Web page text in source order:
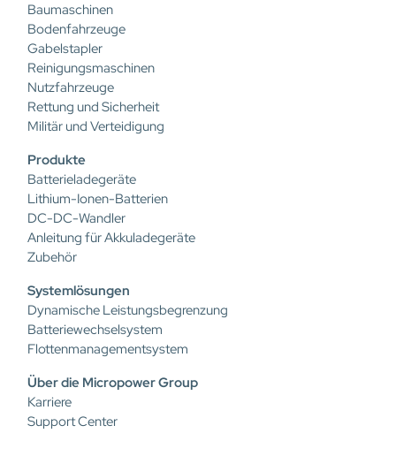
Baumaschinen
Bodenfahrzeuge
Gabelstapler
Reinigungsmaschinen
Nutzfahrzeuge
Rettung und Sicherheit
Militär und Verteidigung
Produkte
Batterieladegeräte
Lithium-Ionen-Batterien
DC-DC-Wandler
Anleitung für Akkuladegeräte
Zubehör
Systemlösungen
Dynamische Leistungsbegrenzung
Batteriewechselsystem
Flottenmanagementsystem
Über die Micropower Group
Karriere
Support Center